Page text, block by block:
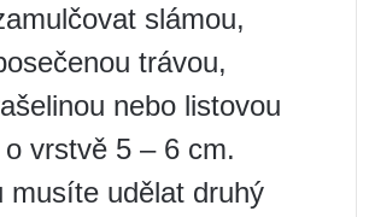
slámou,
trávou,
nebo listovou
vrstvě 5 – 6 cm.
musíte udělat druhý